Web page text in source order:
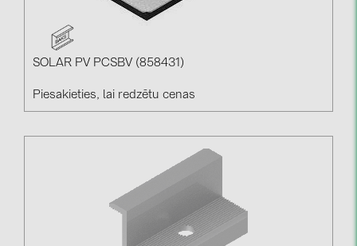
SOLAR PV PCSBV (858431)
Piesakieties, lai redzētu cenas